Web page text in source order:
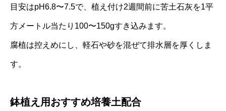
目安はpH6.8〜7.5で、植え付け2週間前に苦土石灰を1平
方メートル当たり100〜150gすき込みます。
腐植は控えめにし、軽石や砂を混ぜて排水層を厚くしま
す。
鉢植え用おすすめ培養土配合